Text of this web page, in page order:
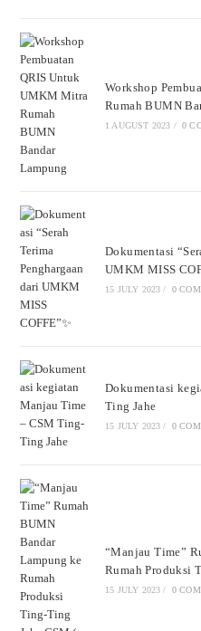
Workshop
Rumah BUMN
1 AUGUST 2023 / 0
Dokumentasi
UMKM MISS
15 JULY 2023 / 0
Dokumentasi
Ting Jahe
15 JULY 2023 / 0
“Manjau Time”
Rumah Produksi
15 JULY 2023 / 0